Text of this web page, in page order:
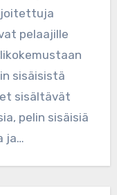
pelaajille
sisäisistä
sisältävät
pelin sisäisiä
ja…